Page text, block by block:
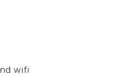
wifi